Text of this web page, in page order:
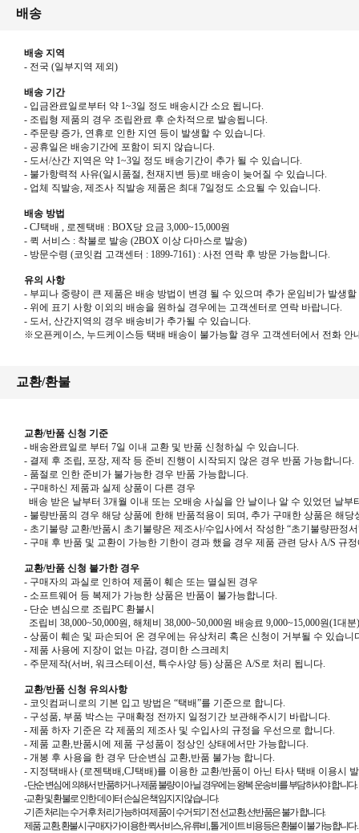
배송
배송 지역
- 전국 (일부지역 제외 )
배송 기간
- 입금완료일로부터 약 1~3일 정도 배송시간 소요 됩니다.
- 조립형 제품의 경우 조립완료 후 순차적으로 발송됩니다.
- 주문량 증가, 연휴로 인한 지연 등이 발생할 수 있습니다.
- 공휴일은 배송기간에 포함이 되지 않습니다.
- 도서/산간 지역은 약 1~3일 정도 배송기간이 추가 될 수 있습니다.
- 불가항력적 사유(일시품절, 천재지변 등)로 배송이 늦어질 수 있습니다.
- 업체 직발송, 제조사 직발송 제품은 최대 7일정도 소요될 수 있습니다.
배송 방법
- CJ택배 , 로젠택배 : BOX당 요금 3,000~15,000원
- 퀵 서비스 : 착불로 발송 (2BOX 이상 다마스로 발송)
- 방문수령 (코잇컴 고객센터 : 1899-7161) : 사전 연락 후 방문 가능합니다.
유의 사항
- 부피나 중량이 큰 제품은 배송 방법이 변경 될 수 있으며 추가 운임비가 발생
- 위에 표기 사항 이외의 배송을 원하실 경우에는 고객센터로 연락 바랍니다.
- 도서, 산간지역의 경우 배송비가 추가될 수 있습니다.
※오픈케이스, 누드케이스등 택배 배송이 불가능할 경우 고객센터에서 전화 안
교환/환불
교환/반품 신청 기준
- 배송완료일로 부터 7일 이내 교환 및 반품 신청하실 수 있습니다.
- 결제 후 조립, 포장, 제작 등 준비 진행이 시작되지 않은 경우 반품 가능합니다.
- 품절로 인한 준비가 불가능한 경우 반품 가능합니다.
- 구매하신 제품과 실제 상품이 다른 경우
배송 받은 날부터 3개월 이내 또는 오배송 사실을 안 날이나 알 수 있었던 날부
- 불량반품의 경우 해당 상품에 한해 반품적용이 되며, 추가 구매한 상품은 해당
- 초기불량 교환/반품시 초기불량은 제조사/수입사에서 작성한 “초기불량판정서
- 구매 후 반품 및 교환이 가능한 기한이 경과 했을 경우 제품 관련 당사 A/S 규
교환/반품 신청 불가한 경우
- 구매자의 과실로 인하여 제품이 훼손 또는 멸실된 경우
- 소프트웨어 등 복제가 가능한 상품은 반품이 불가능합니다.
- 단순 변심으로 조립PC 환불시
조립비 38,000~50,000원, 해체비 38,000~50,000원 배송료 9,000~15,000원(1대분)
- 상품이 훼손 및 파손되어 온 경우에는 유상처리 혹은 신청이 거부될 수 있습니
- 제품 사용에 지장이 없는 마감, 경미한 스크레치
- 주문제작(서버, 워크스테이션, 특수사양 등) 상품은 A/S로 처리 됩니다.
교환/반품 신청 유의사항
- 코잇컴퍼니로의 기본 입고 방법은 “택배”를 기준으로 합니다.
- 구성품, 부품 박스는 구매확정 전까지 일정기간 보관해주시기 바랍니다.
- 제품 하자 기준은 각 제품의 제조사 및 수입사의 규정을 우선으로 합니다.
- 제품 교환,반품시에 제품 구성품이 정상인 상태에서만 가능합니다.
- 개봉 후 사용을 한 경우 단순변심 교환,반품 불가능 합니다.
- 지정택배사 (로젠택배,CJ택배)를 이용한 교환/반품이 아닌 타사 택배 이용시
-단순 변심에 의해서 반품하거나 제품 불량이 아닐 경우에는 왕복 운송비를 부담하셔야 합니다.
-교환 및 환불로 인한 데이터 손실은 책임지지 않습니다.
-기존 처리는 수거 후 처리 가능하며 제품이 수거되기 전 선교환, 선반품은 불가 합니다.
제품 교환, 환불시 구매자가 이용한 퀵서비스, 유류비, 톨 게이트 비용등은 환불이 불가능합니다.